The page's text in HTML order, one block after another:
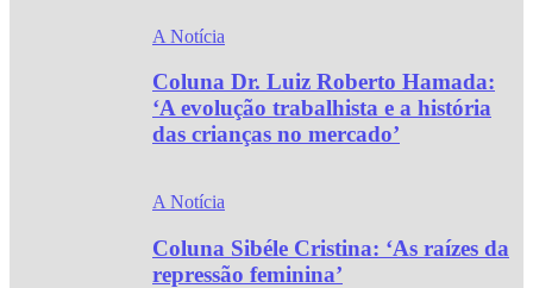
A Notícia
Coluna Dr. Luiz Roberto Hamada:
‘A evolução trabalhista e a história
das crianças no mercado’
A Notícia
Coluna Sibéle Cristina: ‘As raízes da
repressão feminina’